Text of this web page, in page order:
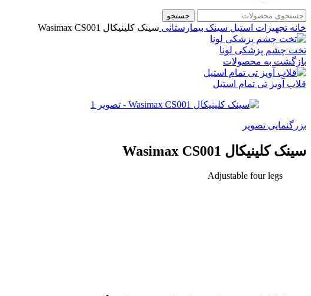
جستجو
خانه تجهیزات استیل سینک بیمارستانی سینک کلینیکال Wasimax CS001
تخت چشم پزشکی لونا
بازگشت به محصولات
قلاب آویز تی تمام استیل
بزرگنمایی تصویر
سینک کلینیکال Wasimax CS001
Adjustable four legs